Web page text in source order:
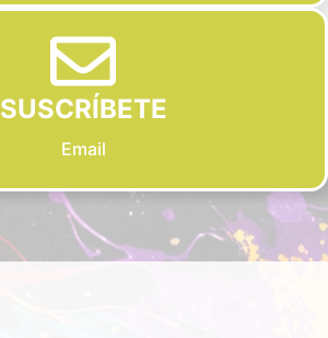
SUSCRÍBETE
Email